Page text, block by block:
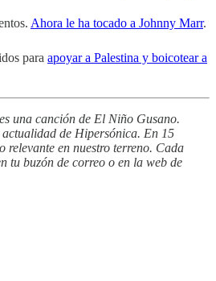
Ahora le ha tocado a Johnny Marr.
para apoyar a Palestina y boicotear a
una canción de El Niño Gusano.
actualidad de Hipersónica. En 15
relevante en nuestro terreno. Cada
tu buzón de correo o en la web de